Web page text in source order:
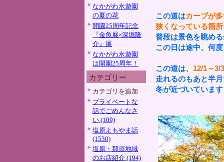
なかがわ水遊園
の夏の花
開園25周年記念
『金魚展×深堀隆
介』展
なかがわ水遊園
は開園25周年！
カテゴリー
カテゴリを追加
プライベートな
話でごめんなさ
い (109)
塩原よもやま話
(1530)
塩原・那須地域
のお店紹介 (194)
この道はカーブが
狭くなっている箇
普段は景色を眺め
この日は途中、何
この道は、 12/1～3/
走れるのもあと半
冬が近づいていま